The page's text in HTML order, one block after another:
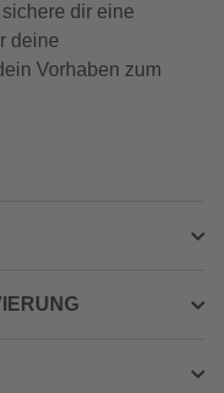
dir eine
deine
Vorhaben zum